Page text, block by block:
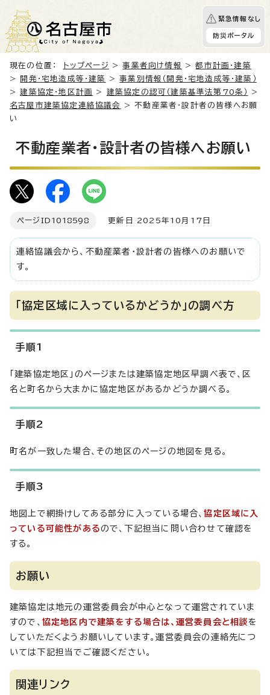
緊急情報なし
防災ポータル
現在の位置： トップページ >事業者向け情報 >都市計画・建築
>
開発・宅地造成等・建築 >事業別情報（開発・宅地造成等・建築）
>建築協定・地区計画 > 建築協定の認可（建築基準法第70条）
>
名古屋市建築協定連絡協議会
> 不動産業者・設計者の皆様へお願
い
不動産業者・設計者の皆様へお願い
ページID 1018598 更新日 2025年10月17日
連絡協議会から、不動産業者・設計者の皆様へのお願いで
す。
「協定区域に入っているかどうか」の調べ方
手順1
「建築協定地区」のページまたは建築協定地区早調べ表で、区
名と町名から大まかに協定地区があるかどうか調べる。
手順2
町名が一致した場合、その地区のページの地図を見る。
手順3
地図上で網掛けしてある部分に入っている場合、協定区域に入
っている可能性があるので、下記担当に問い合わせて確認を
する。
お願い
建築協定は地元の運営委員会が中心となって運営されていま
すので、 協定地区内で建築をする場合は、運営委員会と相談 を
していただくようお願いしています。運営委員会の連絡先につ
いては下記担当でご確認ください。
関連リンク